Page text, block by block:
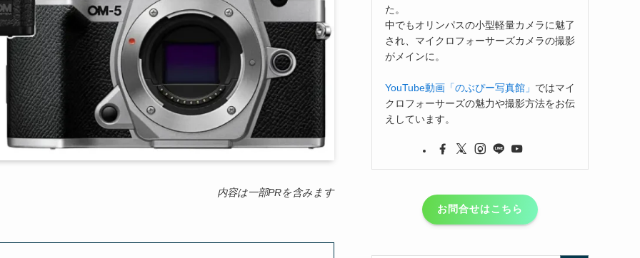
内容は一部PRを含みます
た。
中でもオリンパスの小型軽量カメラに魅了
され、マイクロフォーサーズカメラの撮影
がメインに。
YouTube動画「のぶぴー写真館」 ではマイ
クロフォーサーズの魅力や撮影方法をお伝
えしています。
お問合せはこちら